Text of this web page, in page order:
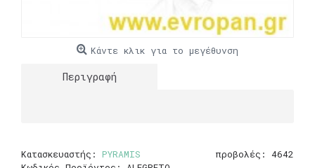
Κάντε κλικ για το μεγέθυνση
Περιγραφή
προβολές: 4642
Κατασκευαστής: PYRAMIS